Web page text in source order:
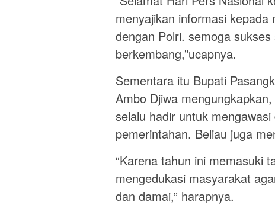
menyajikan informasi
dengan Polri. semoga
berkembang,”ucapnya.
Sementara itu Bupati
Ambo Djiwa
selalu hadir untuk
pemerintahan. Beliau juga
“Karena tahun ini memasuki
mengedukasi masyarakat
dan damai,” harapnya.